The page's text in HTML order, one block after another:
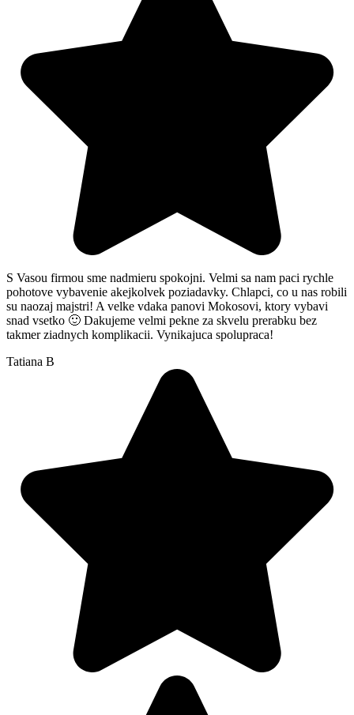
S Vasou firmou sme nadmieru spokojni. Velmi sa nam paci rychle
pohotove vybavenie akejkolvek poziadavky. Chlapci, co u nas robili
su naozaj majstri! A velke vdaka panovi Mokosovi, ktory vybavi
snad vsetko 🙂 Dakujeme velmi pekne za skvelu prerabku bez
takmer ziadnych komplikacii. Vynikajuca spolupraca!
Tatiana B